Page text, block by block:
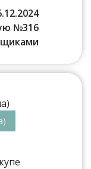
№316